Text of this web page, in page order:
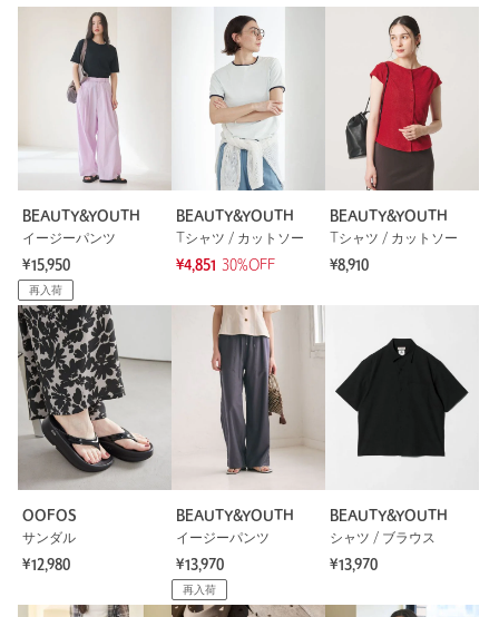
BEAUTY&YOUTH
イージーパンツ
¥15,950
再入荷
BEAUTY&YOUTH
Tシャツ / カットソー
¥4,851 30%OFF
BEAUTY&YOUTH
Tシャツ / カットソー
¥8,910
OOFOS
サンダル
¥12,980
BEAUTY&YOUTH
イージーパンツ
¥13,970
再入荷
BEAUTY&YOUTH
シャツ / ブラウス
¥13,970